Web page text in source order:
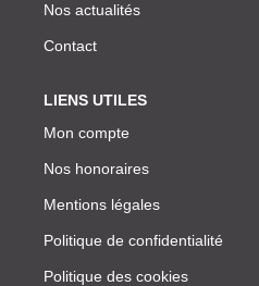
Nos actualités
Contact
LIENS UTILES
Mon compte
Nos honoraires
Mentions légales
Politique de confidentialité
Politique des cookies